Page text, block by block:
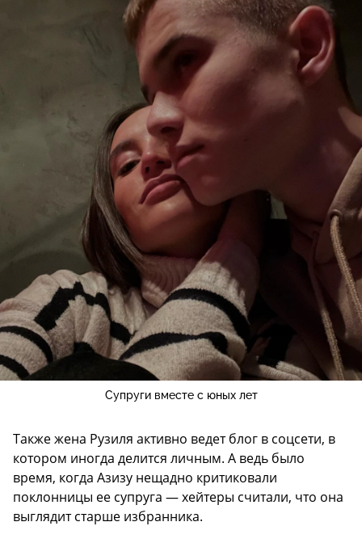
Супруги вместе с юных лет
Также жена Рузиля активно ведет блог в соцсети, в
котором иногда делится личным. А ведь было
время, когда Азизу нещадно критиковали
поклонницы ее супруга — хейтеры считали, что она
выглядит старше избранника.